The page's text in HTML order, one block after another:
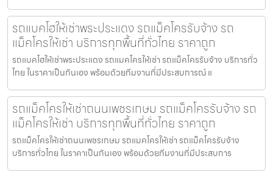
รถแบคโฮให้เช่าพระประแดง รถแม็คโครรับจ้าง รถ
แม็คโครให้เช่า บริการทุกพื้นที่ทั่วไทย ราคาถูก
รถแบคโฮให้เช่าพระประแดง รถแมคโครให้เช่า รถแม็คโครรับจ้าง บริการทั่ว
ไทย ในราคาเป็นกันเอง พร้อมด้วยทีมงานที่มีประสบการณ์ แ
รถแม็คโครให้เช่าถนนเพชรเกษม รถแม็คโครรับจ้าง รถ
แม็คโครให้เช่า บริการทุกพื้นที่ทั่วไทย ราคาถูก
รถแม็คโครให้เช่าถนนเพชรเกษม รถแมคโครให้เช่า รถแม็คโครรับจ้าง
บริการทั่วไทย ในราคาเป็นกันเอง พร้อมด้วยทีมงานที่มีประสบการ